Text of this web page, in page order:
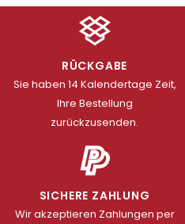
RÜCKGABE
Sie haben 14 Kalendertage Zeit,
Ihre Bestellung
zurückzusenden.
SICHERE ZAHLUNG
Wir akzeptieren Zahlungen per